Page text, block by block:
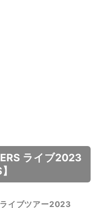
ライブ2023
イブツアー2023